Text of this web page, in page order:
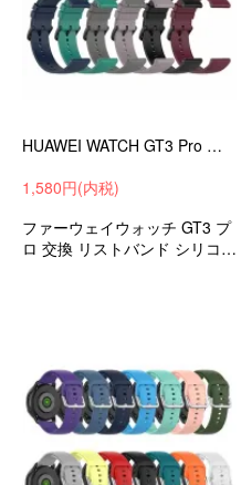
HUAWEI WATCH GT3 Pro バンド 43mm/46mm ベルト シリコン バンド幅20mm/22mm 交換リストバンド ファーウェイウォッチ GT3 プロ
1,580円(内税)
ファーウェイウォッチ GT3 プ
ロ 交換 リストバンド シリコン